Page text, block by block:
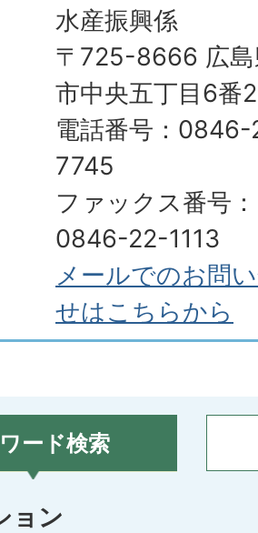
水産振興係
〒725-8666 広島
市中央五丁目6番
電話番号：
7745
ファックス番号：
0846-22-1113
メールでのお問
せはこちらから
ード検索
ョン